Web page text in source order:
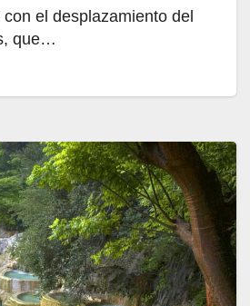
el desplazamiento del
que…